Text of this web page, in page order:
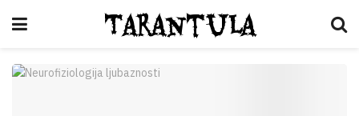
Tarantula